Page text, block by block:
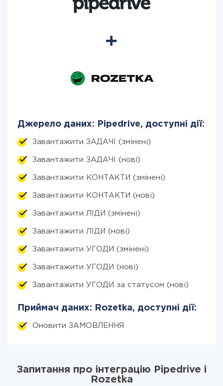
Джерело даних: Pipedrive, доступні дії:
Завантажити ЗАДАЧІ (змінені)
Завантажити ЗАДАЧІ (нові)
Завантажити КОНТАКТИ (змінені)
Завантажити КОНТАКТИ (нові)
Завантажити ЛІДИ (змінені)
Завантажити ЛІДИ (нові)
Завантажити УГОДИ (змінені)
Завантажити УГОДИ (нові)
Завантажити УГОДИ за статусом (нові)
Приймач даних: Rozetka, доступні дії:
Оновити ЗАМОВЛЕННЯ
Запитання про інтеграцію Pipedrive і
Rozetka